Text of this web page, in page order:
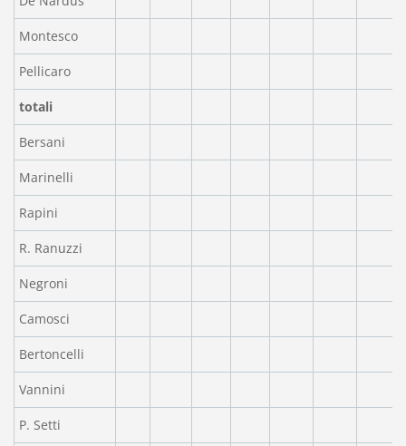
Montesco
Pellicaro
totali
Bersani
Marinelli
Rapini
R. Ranuzzi
Negroni
Camosci
Bertoncelli
Vannini
P. Setti